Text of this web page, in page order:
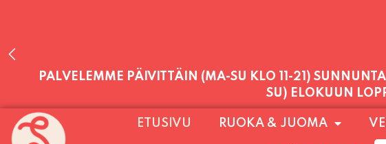
PALVELEMME PÄIVITTÄIN (MA-SU KLO 11-21)
SU) ELOKUUN
ETUSIVU RUOKA & JUOMA